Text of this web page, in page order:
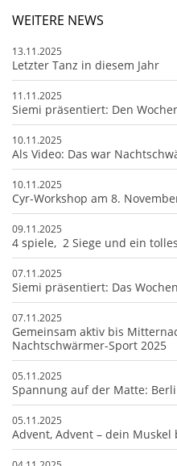
WEITERE NEWS
13.11.2025
Letzter Tanz in diesem Jahr
11.11.2025
Siemi präsentiert: Den
10.11.2025
Als Video: Das war
10.11.2025
Cyr-Workshop am 8.
09.11.2025
4 spiele, 2 Siege und ein
07.11.2025
Siemi präsentiert: Das
07.11.2025
Gemeinsam aktiv bis
Nachtschwärmer-Sport 2025
05.11.2025
Spannung auf der Matte:
05.11.2025
Advent, Advent – dein Muskel